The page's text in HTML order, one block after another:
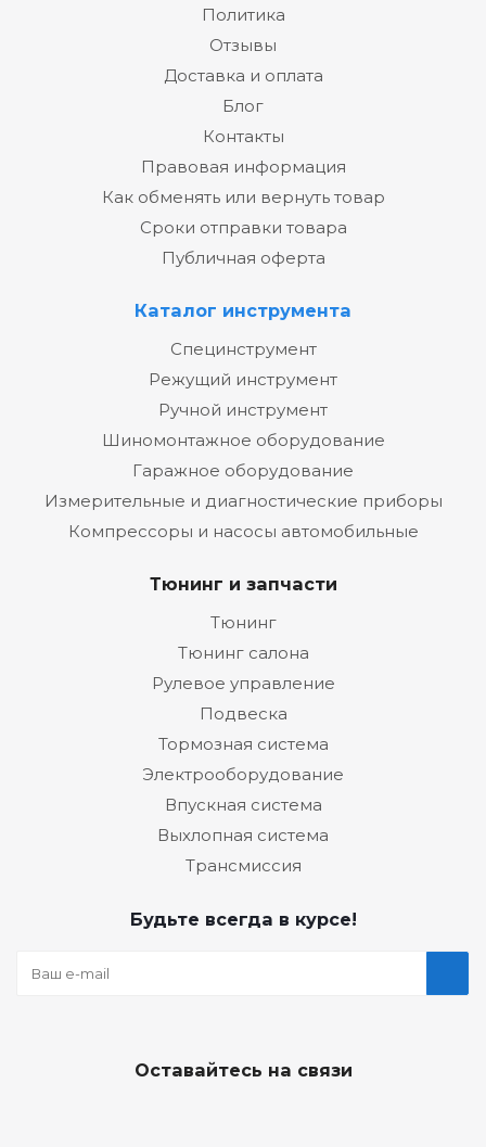
Политика
Отзывы
Доставка и оплата
Блог
Контакты
Правовая информация
Как обменять или вернуть товар
Сроки отправки товара
Публичная оферта
Каталог инструмента
Специнструмент
Режущий инструмент
Ручной инструмент
Шиномонтажное оборудование
Гаражное оборудование
Измерительные и диагностические приборы
Компрессоры и насосы автомобильные
Тюнинг и запчасти
Тюнинг
Тюнинг салона
Рулевое управление
Подвеска
Тормозная система
Электрооборудование
Впускная система
Выхлопная система
Трансмиссия
Будьте всегда в курсе!
Оставайтесь на связи